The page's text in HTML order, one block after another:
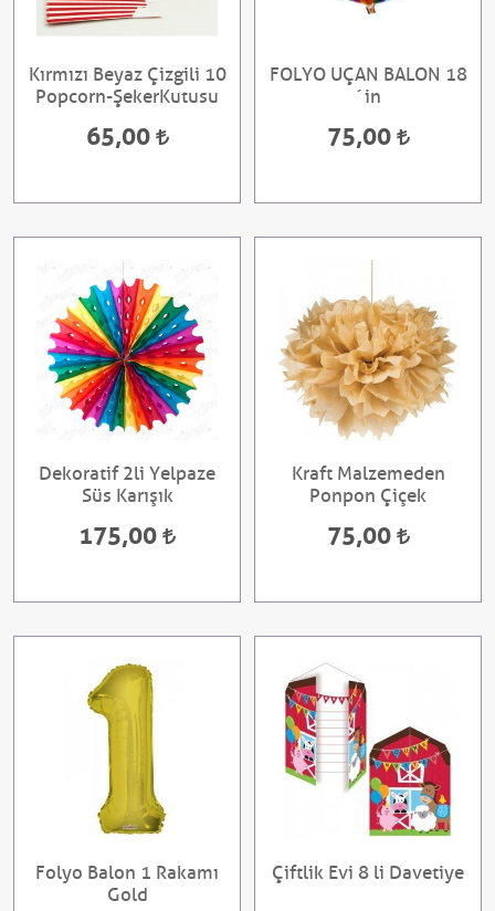
Kırmızı Beyaz Çizgili 10
Popcorn-ŞekerKutusu
65,00
FOLYO UÇAN BALON 18
´in
75,00
Dekoratif 2li Yelpaze
Süs Karışık
175,00
Kraft Malzemeden
Ponpon Çiçek
75,00
Folyo Balon 1 Rakamı
Gold
Çiftlik Evi 8 li Davetiye